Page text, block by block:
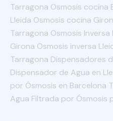
Tarragona Osmosis cocina
Lleida Osmosis cocina
Tarragona Osmosis
Girona Osmosis inversa
Tarragona Dispensadores
Dispensador de Agua en
por Ósmosis en Barcelona
Agua Filtrada por Ósmosis